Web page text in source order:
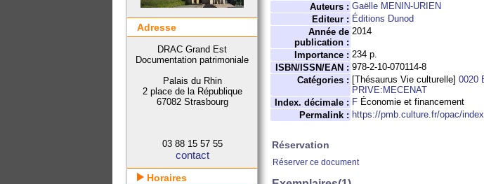
Auteurs : Gaëlle MENIN-URIEN
Editeur : Éditions Dunod
Année de
publication :
2014
Importance : 234 p.
ISBN/ISSN/EAN : 978-2-10-070114-8
Catégories : [Thésaurus Vie culturelle]0020
PRIVE:MECENAT
Index. décimale : F Économie et financement
Permalink : https://pmb.culture.fr/opac/
Réservation
Réserver ce document
Adresse
DRAC Grand Est
Documentation patrimoniale
Palais du Rhin
2 place de la République
67082 Strasbourg
03 88 15 57 55
contact
Horaires